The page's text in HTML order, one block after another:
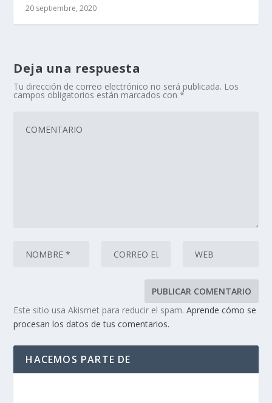
20 septiembre, 2020
Deja una respuesta
Tu dirección de correo electrónico no será publicada. Los
campos obligatorios están marcados con*
Este sitio usa Akismet para reducir el spam.Aprende cómo se
procesan los datos de tus comentarios.
HACEMOS PARTE DE